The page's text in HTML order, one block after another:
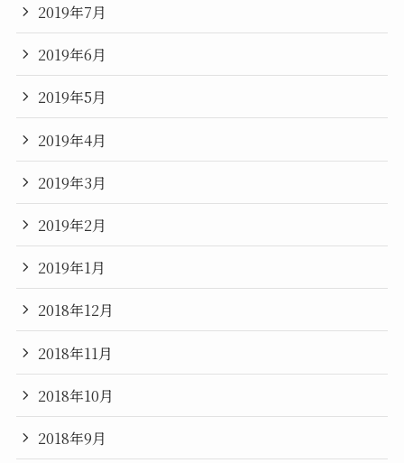
2019年7月
2019年6月
2019年5月
2019年4月
2019年3月
2019年2月
2019年1月
2018年12月
2018年11月
2018年10月
2018年9月